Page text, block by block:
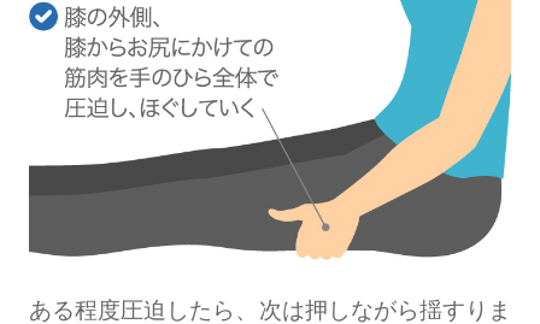
ある程度圧迫したら、次は押しながら揺すりま